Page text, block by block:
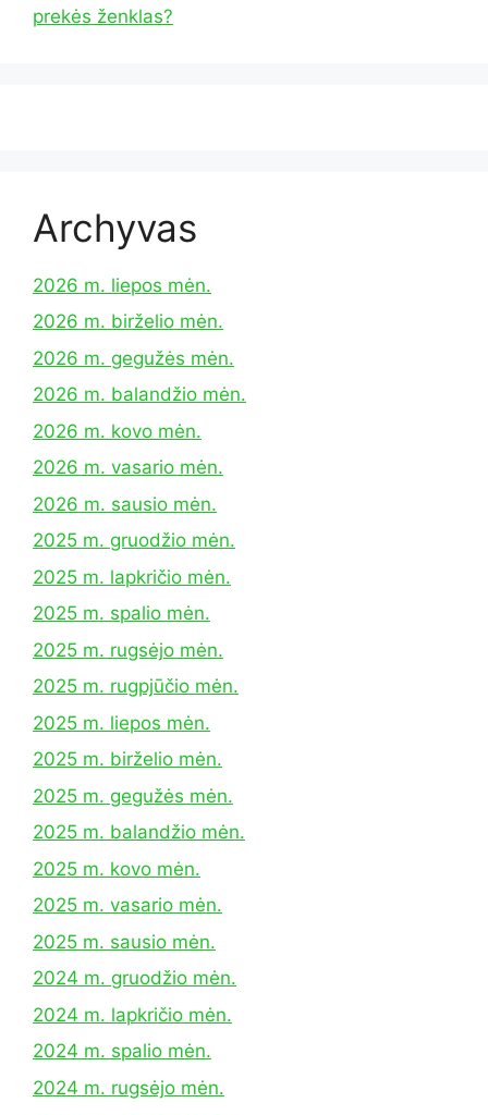
prekės ženklas?
Archyvas
2026 m. liepos mėn.
2026 m. birželio mėn.
2026 m. gegužės mėn.
2026 m. balandžio mėn.
2026 m. kovo mėn.
2026 m. vasario mėn.
2026 m. sausio mėn.
2025 m. gruodžio mėn.
2025 m. lapkričio mėn.
2025 m. spalio mėn.
2025 m. rugsėjo mėn.
2025 m. rugpjūčio mėn.
2025 m. liepos mėn.
2025 m. birželio mėn.
2025 m. gegužės mėn.
2025 m. balandžio mėn.
2025 m. kovo mėn.
2025 m. vasario mėn.
2025 m. sausio mėn.
2024 m. gruodžio mėn.
2024 m. lapkričio mėn.
2024 m. spalio mėn.
2024 m. rugsėjo mėn.